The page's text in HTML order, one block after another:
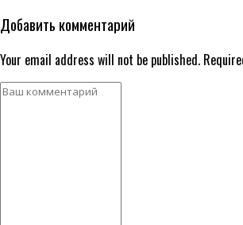
Добавить комментарий
Your email address will not be published.